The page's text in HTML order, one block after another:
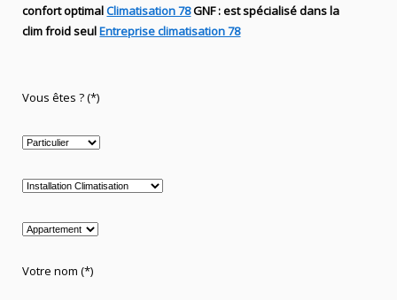
confort optimalClimatisation 78GNF:estspécialisédans la
climfroid seulEntreprise climatisation 78
Vous êtes ? (*)
Votre nom (*)